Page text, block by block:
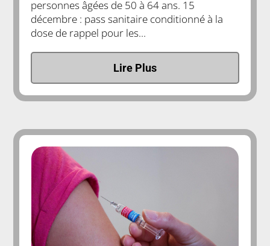
personnes âgées de 50 à 64 ans. 15
décembre : pass sanitaire conditionné à la
dose de rappel pour les...
Lire Plus